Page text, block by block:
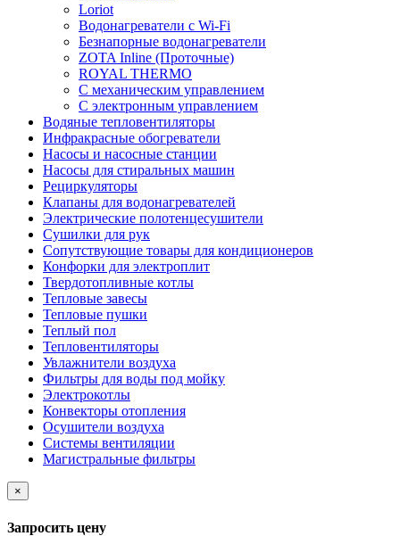
Loriot
Водонагреватели с Wi-Fi
Безнапорные водонагреватели
ZOTA Inline (Проточные)
ROYAL THERMO
С механическим управлением
С электронным управлением
Водяные тепловентиляторы
Инфракрасные обогреватели
Насосы и насосные станции
Насосы для стиральных машин
Рециркуляторы
Клапаны для водонагревателей
Электрические полотенцесушители
Сушилки для рук
Сопутствующие товары для кондиционеров
Конфорки для электроплит
Твердотопливные котлы
Тепловые завесы
Тепловые пушки
Теплый пол
Тепловентиляторы
Увлажнители воздуха
Фильтры для воды под мойку
Электрокотлы
Конвекторы отопления
Осушители воздуха
Системы вентиляции
Магистральные фильтры
×
Запросить цену